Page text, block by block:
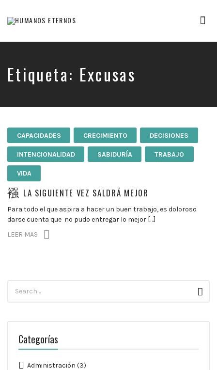
humanos,
nos
creó
Etiqueta: Excusas
CAPACIDADES CRECIMIENTO DECISIONES
INTENCIONALIDAD SABIDURÍA TRABAJO
VIDA
LA SIGUIENTE VEZ SALDRÁ MEJOR
Para todo el que aspira a hacer un buen trabajo, es doloroso
darse cuenta que no pudo entregar lo mejor […]
LEER MAS
para:
Categorías
Administración (3)